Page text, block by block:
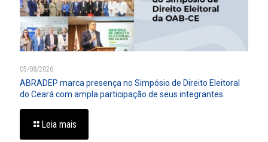
05/08/2026
ABRADEP marca presença no Simpósio de Direito Eleitoral
do Ceará com ampla participação de seus integrantes
Leia mais